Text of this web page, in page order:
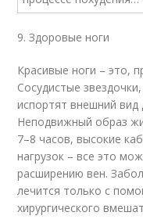
9. Здоровые ноги
Красивые ноги – это,
Сосудистые
испортят внешний
Неподвижный образ
7–8 часов, высокие
нагрузок – все это
расширению вен.
лечится только с
хирургического